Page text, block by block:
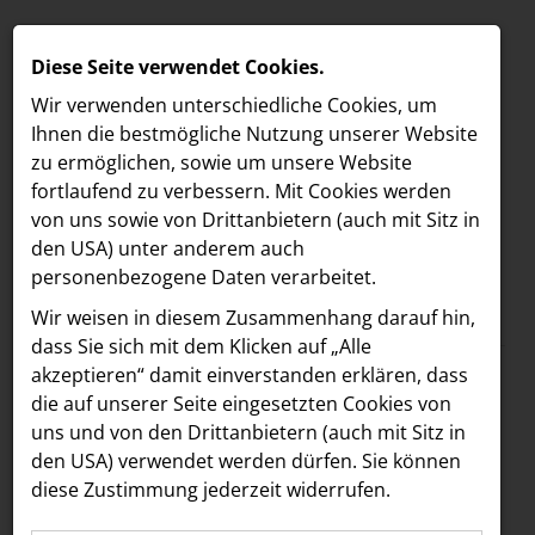
MELDUNGEN
LOEBELL NORDBERG
INNER
aehre
Astoria Artshow
B/S/H Hausgeräte
Meldungen / DASUNO
Text Bilder
21.08.2025
DASUNO ENTWICKELT
MARKENWELT FÜR
Diese Seite verwendet Cookies.
Wir verwenden unterschiedliche Cookies, um
Ihnen die best­mögliche Nutzung unserer Website
zu ermöglichen, sowie um unsere Website
fortlaufend zu verbessern. Mit Cookies werden
von uns sowie von Drittanbietern (auch mit Sitz in
den USA) unter anderem auch
personenbezogene Daten verarbeitet.
Wir weisen in diesem Zusammenhang darauf hin,
dass Sie sich mit dem Klicken auf „Alle
akzeptieren“ damit ein­ver­standen erklären, dass
die auf unserer Seite eingesetzten Cookies von
uns und von den Drittanbietern (auch mit Sitz in
den USA) verwendet werden dürfen. Sie können
diese Zustimmung jederzeit widerrufen.